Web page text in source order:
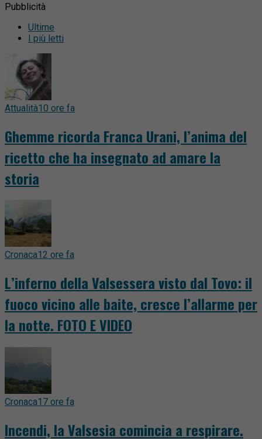
Pubblicità
Ultime
I più letti
Attualità10 ore fa
Ghemme ricorda Franca Urani, l’anima del
ricetto che ha insegnato ad amare la
storia
Cronaca12 ore fa
L’inferno della Valsessera visto dal Tovo: il
fuoco vicino alle baite, cresce l’allarme per
la notte. FOTO E VIDEO
Cronaca17 ore fa
Incendi, la Valsesia comincia a respirare.